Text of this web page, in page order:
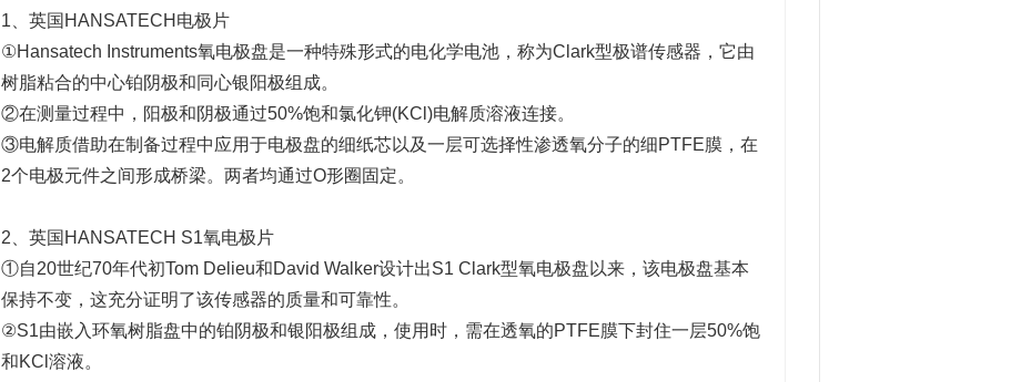
1、英国HANSATECH电极片
①Hansatech Instruments氧电极盘是一种特殊形式的电化学电池，称为Clark型极谱传感器，它由
树脂粘合的中心铂阴极和同心银阳极组成。
②在测量过程中，阳极和阴极通过50%饱和氯化钾(KCl)电解质溶液连接。
③电解质借助在制备过程中应用于电极盘的细纸芯以及一层可选择性渗透氧分子的细PTFE膜，在
2个电极元件之间形成桥梁。两者均通过O形圈固定。
2、英国HANSATECH S1氧电极片
①自20世纪70年代初Tom Delieu和David Walker设计出S1 Clark型氧电极盘以来，该电极盘基本
保持不变，这充分证明了该传感器的质量和可靠性。
②S1由嵌入环氧树脂盘中的铂阴极和银阳极组成，使用时，需在透氧的PTFE膜下封住一层50%饱
和KCl溶液。